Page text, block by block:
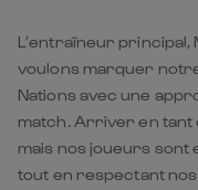
L’entraîneur principal,
voulons marquer
Nations avec une
match. Arriver en tant
mais nos joueurs sont
tout en respectant